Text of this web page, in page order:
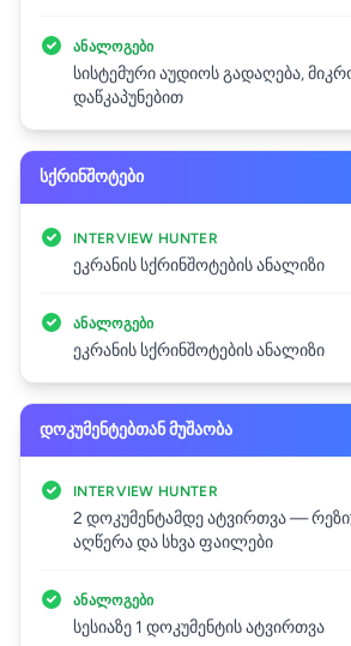
ᲐᲜᲐᲚᲝᲒᲔᲑᲘ
სისტემური აუდიოს გადაღება,
დაწკაპუნებით
სქრინშოტები
INTERVIEW HUNTER
ეკრანის სქრინშოტების ანალიზი
ᲐᲜᲐᲚᲝᲒᲔᲑᲘ
ეკრანის სქრინშოტების ანალიზი
დოკუმენტებთან მუშაობა
INTERVIEW HUNTER
2 დოკუმენტამდე ატვირთვა —
აღწერა და სხვა ფაილები
ᲐᲜᲐᲚᲝᲒᲔᲑᲘ
სესიაზე 1 დოკუმენტის ატვირთვა